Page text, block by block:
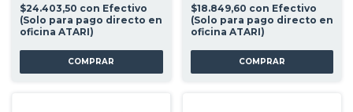
$24.403,50 con Efectivo
(Solo para pago directo en
oficina ATARI)
$18.849,60 con Efectivo
(Solo para pago directo en
oficina ATARI)